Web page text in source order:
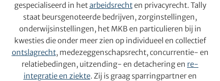
gespecialiseerd in hetarbeidsrechten privacyrecht. Tally
staat beursgenoteerde bedrijven, zorginstellingen,
onderwijsinstellingen, het MKB en particulieren bij in
kwesties die onder meer zien op individueel en collectief
ontslagrecht, medezeggenschapsrecht, concurrentie- en
relatiebedingen, uitzending- en detachering en re-
integratie en ziekte. Zij is graag sparringpartner en